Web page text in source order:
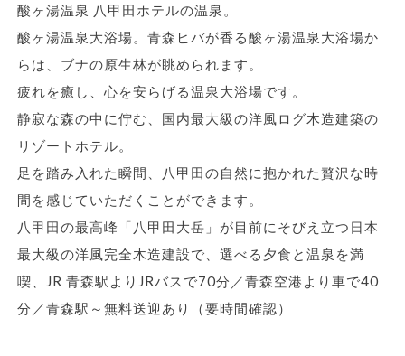
酸ヶ湯温泉 八甲田ホテルの温泉。
酸ヶ湯温泉大浴場。青森ヒバが香る酸ヶ湯温泉大浴場か
らは、ブナの原生林が眺められます。
疲れを癒し、心を安らげる温泉大浴場です。
静寂な森の中に佇む、国内最大級の洋風ログ木造建築の
リゾートホテル。
足を踏み入れた瞬間、八甲田の自然に抱かれた贅沢な時
間を感じていただくことができます。
八甲田の最高峰「八甲田大岳」が目前にそびえ立つ日本
最大級の洋風完全木造建設で、選べる夕食と温泉を満
喫、JR 青森駅よりJRバスで70分／青森空港より車で40
分／青森駅～無料送迎あり（要時間確認）